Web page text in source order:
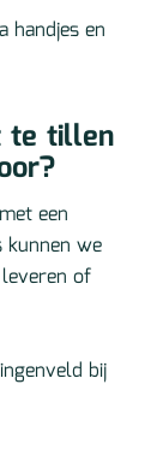
handjes en
te tillen
een
we
of
bij